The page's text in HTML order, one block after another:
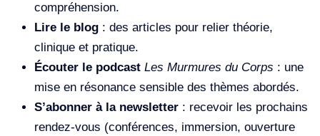
compréhension.
Lire le blog : des articles pour relier théorie,
clinique et pratique.
Écouter le podcast Les Murmures du Corps : une
mise en résonance sensible des thèmes abordés.
S’abonner à la newsletter : recevoir les prochains
rendez-vous (conférences, immersion, ouverture